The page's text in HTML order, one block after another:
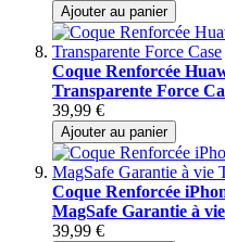
Ajouter au panier
Coque Renforcée
Transparente Force
39,99 €
Ajouter au panier
Coque Renforcée
MagSafe Garantie à
39,99 €